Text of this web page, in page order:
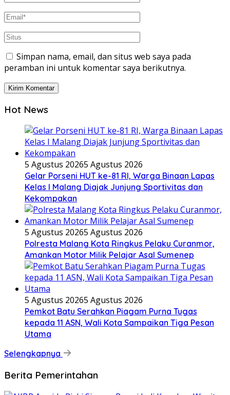
Simpan nama, email, dan situs web saya pada
peramban ini untuk komentar saya berikutnya.
Hot News
5 Agustus 20265 Agustus 2026
Gelar Porseni HUT ke-81 RI, Warga Binaan Lapas
Kelas I Malang Diajak Junjung Sportivitas dan
Kekompakan
5 Agustus 20265 Agustus 2026
Polresta Malang Kota Ringkus Pelaku Curanmor,
Amankan Motor Milik Pelajar Asal Sumenep
5 Agustus 20265 Agustus 2026
Pemkot Batu Serahkan Piagam Purna Tugas
kepada 11 ASN, Wali Kota Sampaikan Tiga Pesan
Utama
Selengkapnya
Berita Pemerintahan